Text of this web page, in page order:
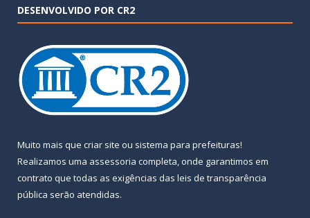
DESENVOLVIDO POR CR2
Muito mais que criar site ou sistema para prefeituras!
Realizamos uma assessoria completa, onde garantimos em
contrato que todas as exigências das leis de transparência
pública serão atendidas.